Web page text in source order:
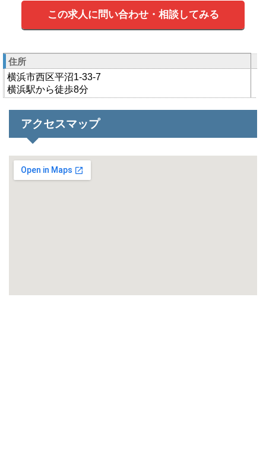
この求人に問い合わせ・相談してみる
住所
横浜市西区平沼1-33-7
横浜駅から徒歩8分
アクセスマップ